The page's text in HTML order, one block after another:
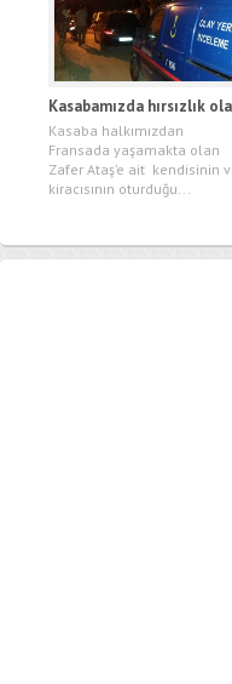
Kasabamızda hırsızlık
Kasaba halkımızdan
Fransada yaşamakta olan
Zafer Ataş’e ait kendisinin
kiracısının oturduğu...